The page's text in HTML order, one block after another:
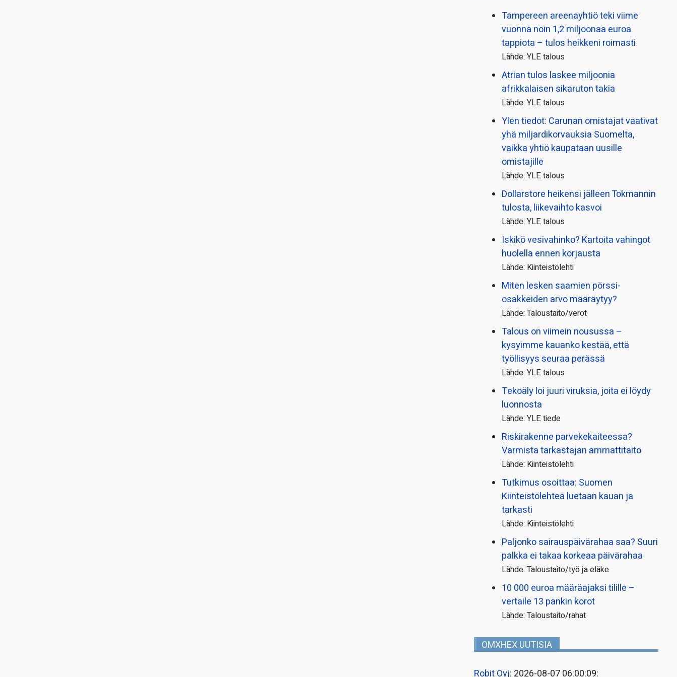
Tampereen areenayhtiö teki viime
vuonna noin 1,2 miljoonaa euroa
tappiota – tulos heikkeni roimasti
Lähde: YLE talous
Atrian tulos laskee miljoonia
afrikkalaisen sikaruton takia
Lähde: YLE talous
Ylen tiedot: Carunan omistajat vaativat
yhä miljardi­korvauksia Suomelta,
vaikka yhtiö kaupataan uusille
omistajille
Lähde: YLE talous
Dollarstore heikensi jälleen Tokmannin
tulosta, liikevaihto kasvoi
Lähde: YLE talous
Iskikö vesivahinko? Kartoita vahingot
huolella ennen korjausta
Lähde: Kiinteistölehti
Miten lesken saamien pörssi­
osakkeiden arvo määräytyy?
Lähde: Taloustaito/verot
Talous on viimein nousussa –
kysyimme kauanko kestää, että
työllisyys seuraa perässä
Lähde: YLE talous
Tekoäly loi juuri viruksia, joita ei löydy
luonnosta
Lähde: YLE tiede
Riskirakenne parvekekaiteessa?
Varmista tarkastajan ammattitaito
Lähde: Kiinteistölehti
Tutkimus osoittaa: Suomen
Kiinteistölehteä luetaan kauan ja
tarkasti
Lähde: Kiinteistölehti
Paljonko sairauspäivä­rahaa saa? Suuri
palkka ei takaa korkeaa päivärahaa
Lähde: Taloustaito/työ ja eläke
10 000 euroa määräajaksi tilille –
vertaile 13 pankin korot
Lähde: Taloustaito/rahat
OMXHEX UUTISIA
Robit Oyj: 2026-08-07 06:00:09: